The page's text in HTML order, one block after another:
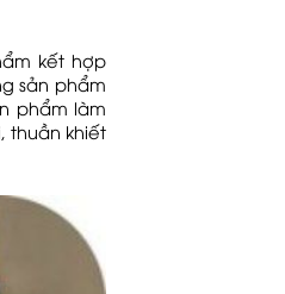
kết hợp
sản phẩm
phẩm làm
thuần khiết